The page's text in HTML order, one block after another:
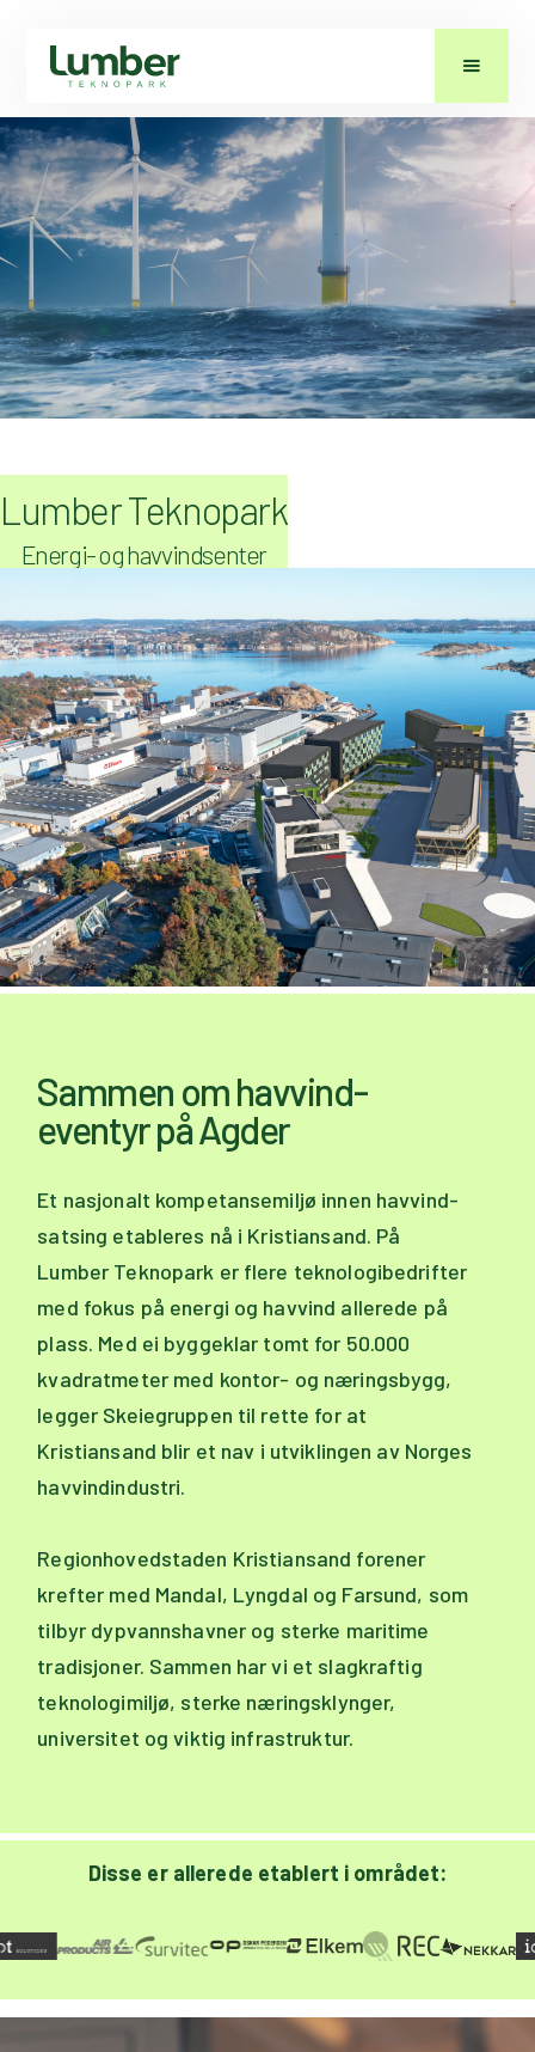
Lumber Teknopark
Energi- og havvindsenter
Sammen om havvind-
eventyr på Agder
Et nasjonalt kompetansemiljø innen havvind-
satsing etableres nå i Kristiansand. På
Lumber Teknopark er flere teknologibedrifter
med fokus på energi og havvind allerede på
plass. Med ei byggeklar tomt for 50.000
kvadratmeter med kontor- og næringsbygg,
legger Skeiegruppen til rette for at
Kristiansand blir et nav i utviklingen av Norges
havvindindustri.
Regionhovedstaden Kristiansand forener
krefter med Mandal, Lyngdal og Farsund, som
tilbyr dypvannshavner og sterke maritime
tradisjoner. Sammen har vi et slagkraftig
teknologimiljø, sterke næringsklynger,
universitet og viktig infrastruktur.
Disse er allerede etablert i området: